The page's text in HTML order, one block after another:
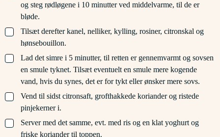
og steg rødløgene i 10 minutter ved middelvarme, til de er
bløde.
▢
Tilsæt derefter kanel, nelliker, kylling, rosiner, citronskal og
hønsebouillon.
▢
Lad det simre i 5 minutter, til retten er gennemvarmt og sovsen
en smule tyknet. Tilsæt eventuelt en smule mere kogende
vand, hvis du synes, det er for tykt eller ønsker mere sovs.
▢
Vend til sidst citronsaft, grofthakkede koriander og ristede
pinjekerner i.
▢
Server med det samme, evt. med ris og en klat yoghurt og
friske koriander til toppen.